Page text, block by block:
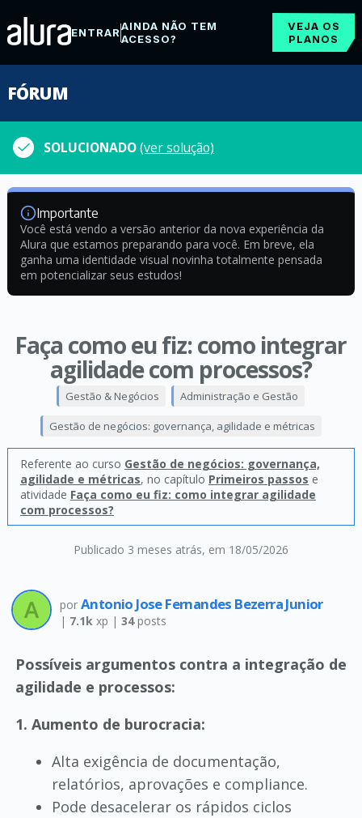
ENTRARAINDA NÃO TEM
ACESSO?
VEJA OS
PLANOS
FÓRUM
SOLUCIONADO(ver solução)
Importante
Você está vendo a versão anterior da nova experiência da
Alura que estamos preparando para você. Em breve, ela
ganha uma identidade visual novinha totalmente pensada
em potencializar seus estudos!
Faça como eu fiz: como integrar
agilidade com processos?
Publicado 3 meses atrás, em 18/05/2026
Gestão & Negócios Administração e Gestão
Gestão de negócios: governança, agilidade e métricas
Referente ao curso Gestão de negócios: governança,
agilidade e métricas, no capítulo Primeiros passos e
atividade Faça como eu fiz: como integrar agilidade
com processos?
por Antonio Jose Fernandes Bezerra Junior
| 7.1kxp | 34posts
Possíveis argumentos contra a integração de
agilidade e processos:
1. Aumento de burocracia:
Alta exigência de documentação,
relatórios, aprovações e compliance.
Pode desacelerar os rápidos ciclos